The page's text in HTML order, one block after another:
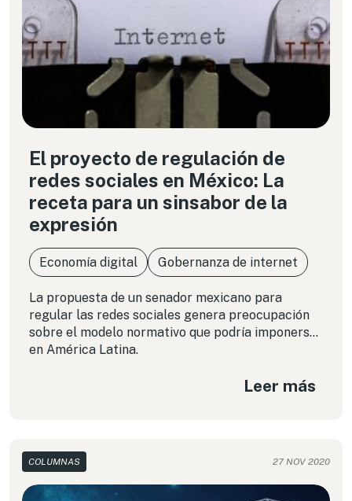
El proyecto de regulación de
redes sociales en México: La
receta para un sinsabor de la
expresión
Economía digital Gobernanza de internet
La propuesta de un senador mexicano para
regular las redes sociales genera preocupación
sobre el modelo normativo que podría imponerse
en América Latina.
Leer más
COLUMNAS 27 NOV 2020